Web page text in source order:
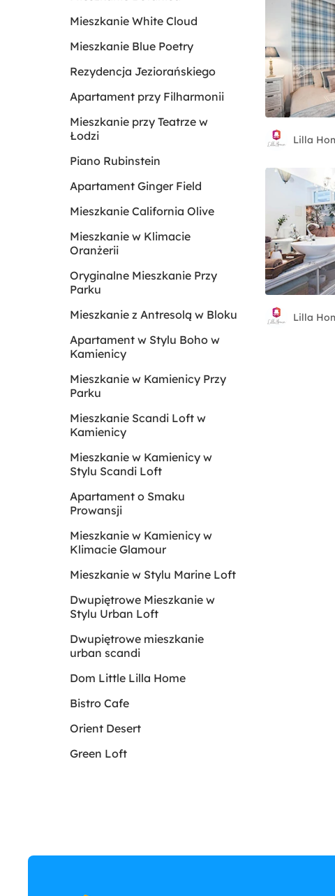
Lilla
Lilla
Mieszkanie White Cloud
Mieszkanie Blue Poetry
Rezydencja Jeziorańskiego
Apartament przy Filharmonii
Mieszkanie przy Teatrze w
Łodzi
Piano Rubinstein
Apartament Ginger Field
Mieszkanie California Olive
Mieszkanie w Klimacie
Oranżerii
Oryginalne Mieszkanie Przy
Parku
Mieszkanie z Antresolą w Bloku
Apartament w Stylu Boho w
Kamienicy
Mieszkanie w Kamienicy Przy
Parku
Mieszkanie Scandi Loft w
Kamienicy
Mieszkanie w Kamienicy w
Stylu Scandi Loft
Apartament o Smaku
Prowansji
Mieszkanie w Kamienicy w
Klimacie Glamour
Mieszkanie w Stylu Marine Loft
Dwupiętrowe Mieszkanie w
Stylu Urban Loft
Dwupiętrowe mieszkanie
urban scandi
Dom Little Lilla Home
Bistro Cafe
Orient Desert
Green Loft